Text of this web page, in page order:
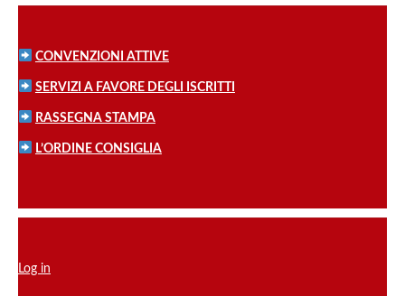
CONVENZIONI ATTIVE
SERVIZI A FAVORE DEGLI ISCRITTI
RASSEGNA STAMPA
L’ORDINE CONSIGLIA
Log in